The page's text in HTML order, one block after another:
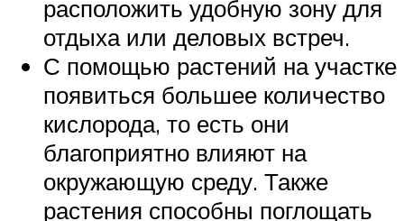
расположить удобную зону для
отдыха или деловых встреч.
С помощью растений на участке
появиться большее количество
кислорода, то есть они
благоприятно влияют на
окружающую среду. Также
растения способны поглощать